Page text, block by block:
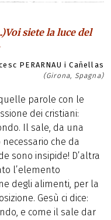
siete la luce del
PERARNAU i Cañellas
(Girona, Spagna)
parole con le
dei cristiani:
Il sale, da una
che da
sono insipide! D’altra
l’elemento
degli alimenti, per la
Gesù ci dice:
e come il sale dar